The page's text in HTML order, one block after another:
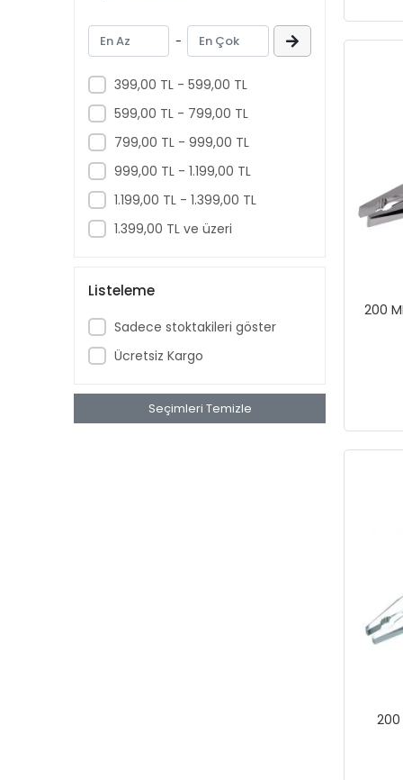
-
399,00 TL - 599,00 TL
599,00 TL - 799,00 TL
799,00 TL - 999,00 TL
999,00 TL - 1.199,00 TL
1.199,00 TL - 1.399,00 TL
1.399,00 TL ve üzeri
Listeleme
Sadece stoktakileri göster
Ücretsiz Kargo
Seçimleri Temizle
200
200